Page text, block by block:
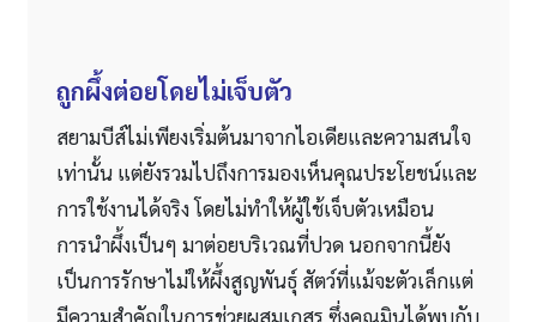
ถูกผึ้งต่อยโดยไม่เจ็บตัว
สยามบีส์ไม่เพียงเริ่มต้นมาจากไอเดียและความสนใจ
เท่านั้น แต่ยังรวมไปถึงการมองเห็นคุณประโยชน์และ
การใช้งานได้จริง โดยไม่ทำให้ผู้ใช้เจ็บตัวเหมือน
การนำผึ้งเป็นๆ มาต่อยบริเวณที่ปวด นอกจากนี้ยัง
เป็นการรักษาไม่ให้ผึ้งสูญพันธุ์ สัตว์ที่แม้จะตัวเล็กแต่
มีความสำคัญในการช่วยผสมเกสร ซึ่งคุณมินได้พบกับ